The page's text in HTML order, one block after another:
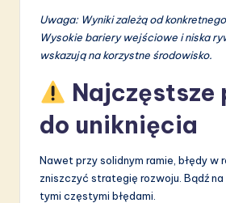
Uwaga: Wyniki zależą od
Wysokie bariery wejściowe i niska
wskazują na korzystne środowisko.
Najczęstsze
do uniknięcia
Nawet przy solidnym ramie, błędy w
zniszczyć strategię rozwoju. Bądź
tymi częstymi błędami.